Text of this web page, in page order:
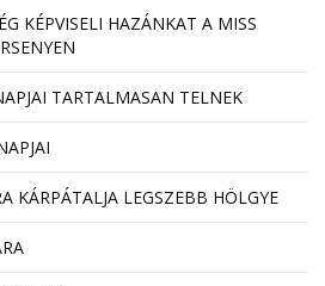
KÉPVISELI HAZÁNKAT A MISS
TARTALMASAN TELNEK
KÁRPÁTALJA LEGSZEBB HÖLGYE